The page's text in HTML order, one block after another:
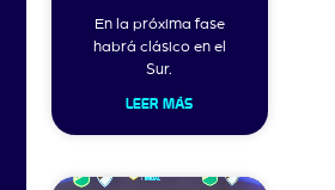
En la próxima fase
habrá clásico en el
Sur.
LEER MÁS